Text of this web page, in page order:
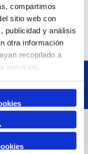
compartimos
sitio web con
publicidad y análisis
otra información
recopilado a
servicios.